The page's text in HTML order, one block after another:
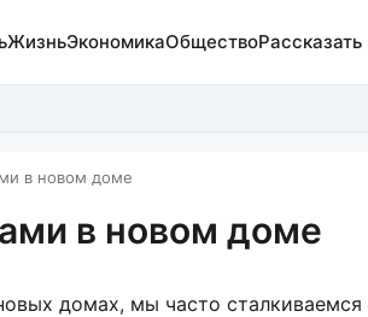
ЖизньЭкономикаОбществоРассказать
в новом доме
в новом доме
домах, мы часто